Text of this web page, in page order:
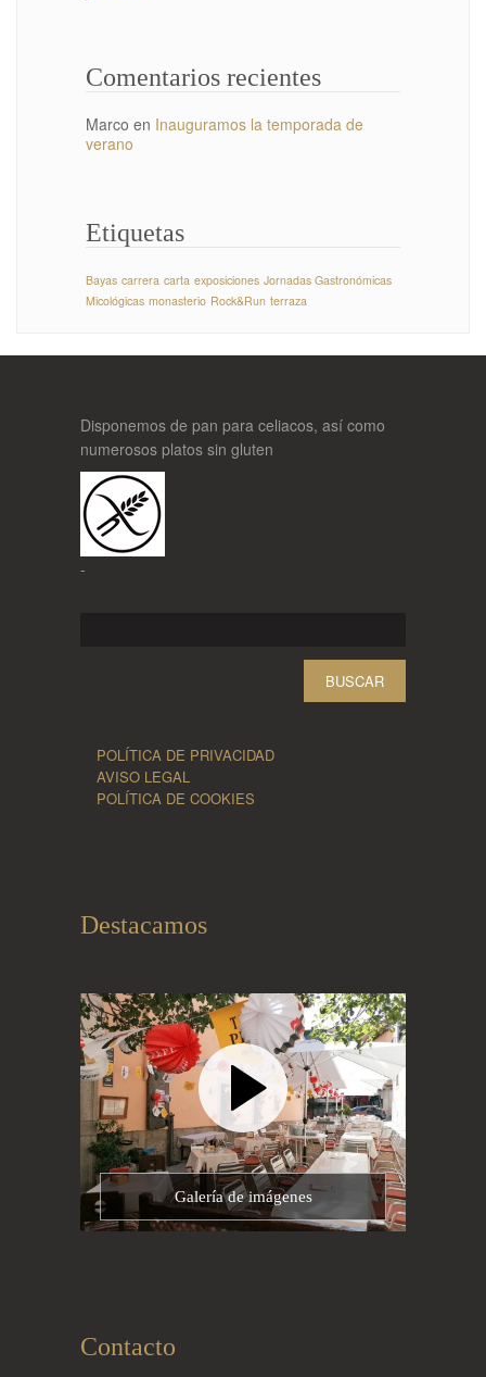
Comentarios recientes
Marco en Inauguramos la temporada de
verano
Etiquetas
Bayas carrera carta exposiciones Jornadas Gastronómicas
Micológicas monasterio Rock&Run terraza
Disponemos de pan para celiacos, así como
numerosos platos sin gluten
-
POLÍTICA DE PRIVACIDAD
AVISO LEGAL
POLÍTICA DE COOKIES
Destacamos
Galería de imágenes
Contacto